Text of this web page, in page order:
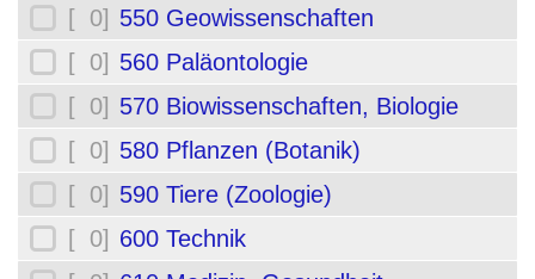
[ 0] 550 Geowissenschaften
[ 0] 560 Paläontologie
[ 0] 570 Biowissenschaften, Biologie
[ 0] 580 Pflanzen (Botanik)
[ 0] 590 Tiere (Zoologie)
[ 0] 600 Technik